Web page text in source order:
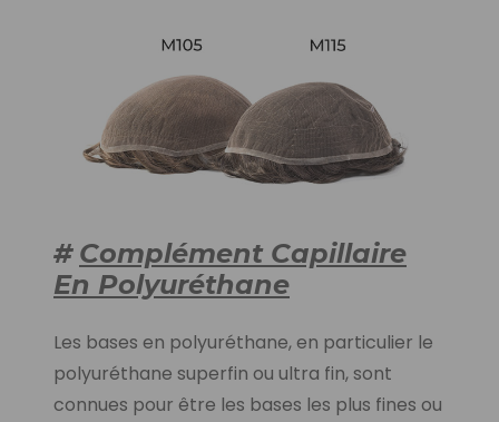
# Complément Capillaire
En Polyuréthane
Les bases en polyuréthane, en particulier le
polyuréthane superfin ou ultra fin, sont
connues pour être les bases les plus fines ou